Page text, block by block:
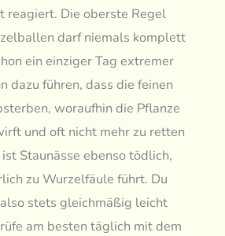
reagiert. Die oberste Regel
darf niemals komplett
ein einziger Tag extremer
dazu führen, dass die feinen
woraufhin die Pflanze
und oft nicht mehr zu retten
Staunässe ebenso tödlich,
zu Wurzelfäule führt. Du
stets gleichmäßig leicht
am besten täglich mit dem